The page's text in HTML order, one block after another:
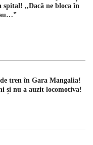
spital! ,,Dacă ne bloca în
tren în Gara Mangalia!
și nu a auzit locomotiva!